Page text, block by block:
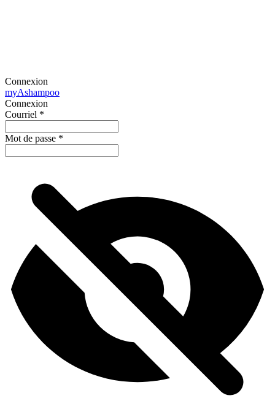
Connexion
myAshampoo
Connexion
Courriel *
Mot de passe *